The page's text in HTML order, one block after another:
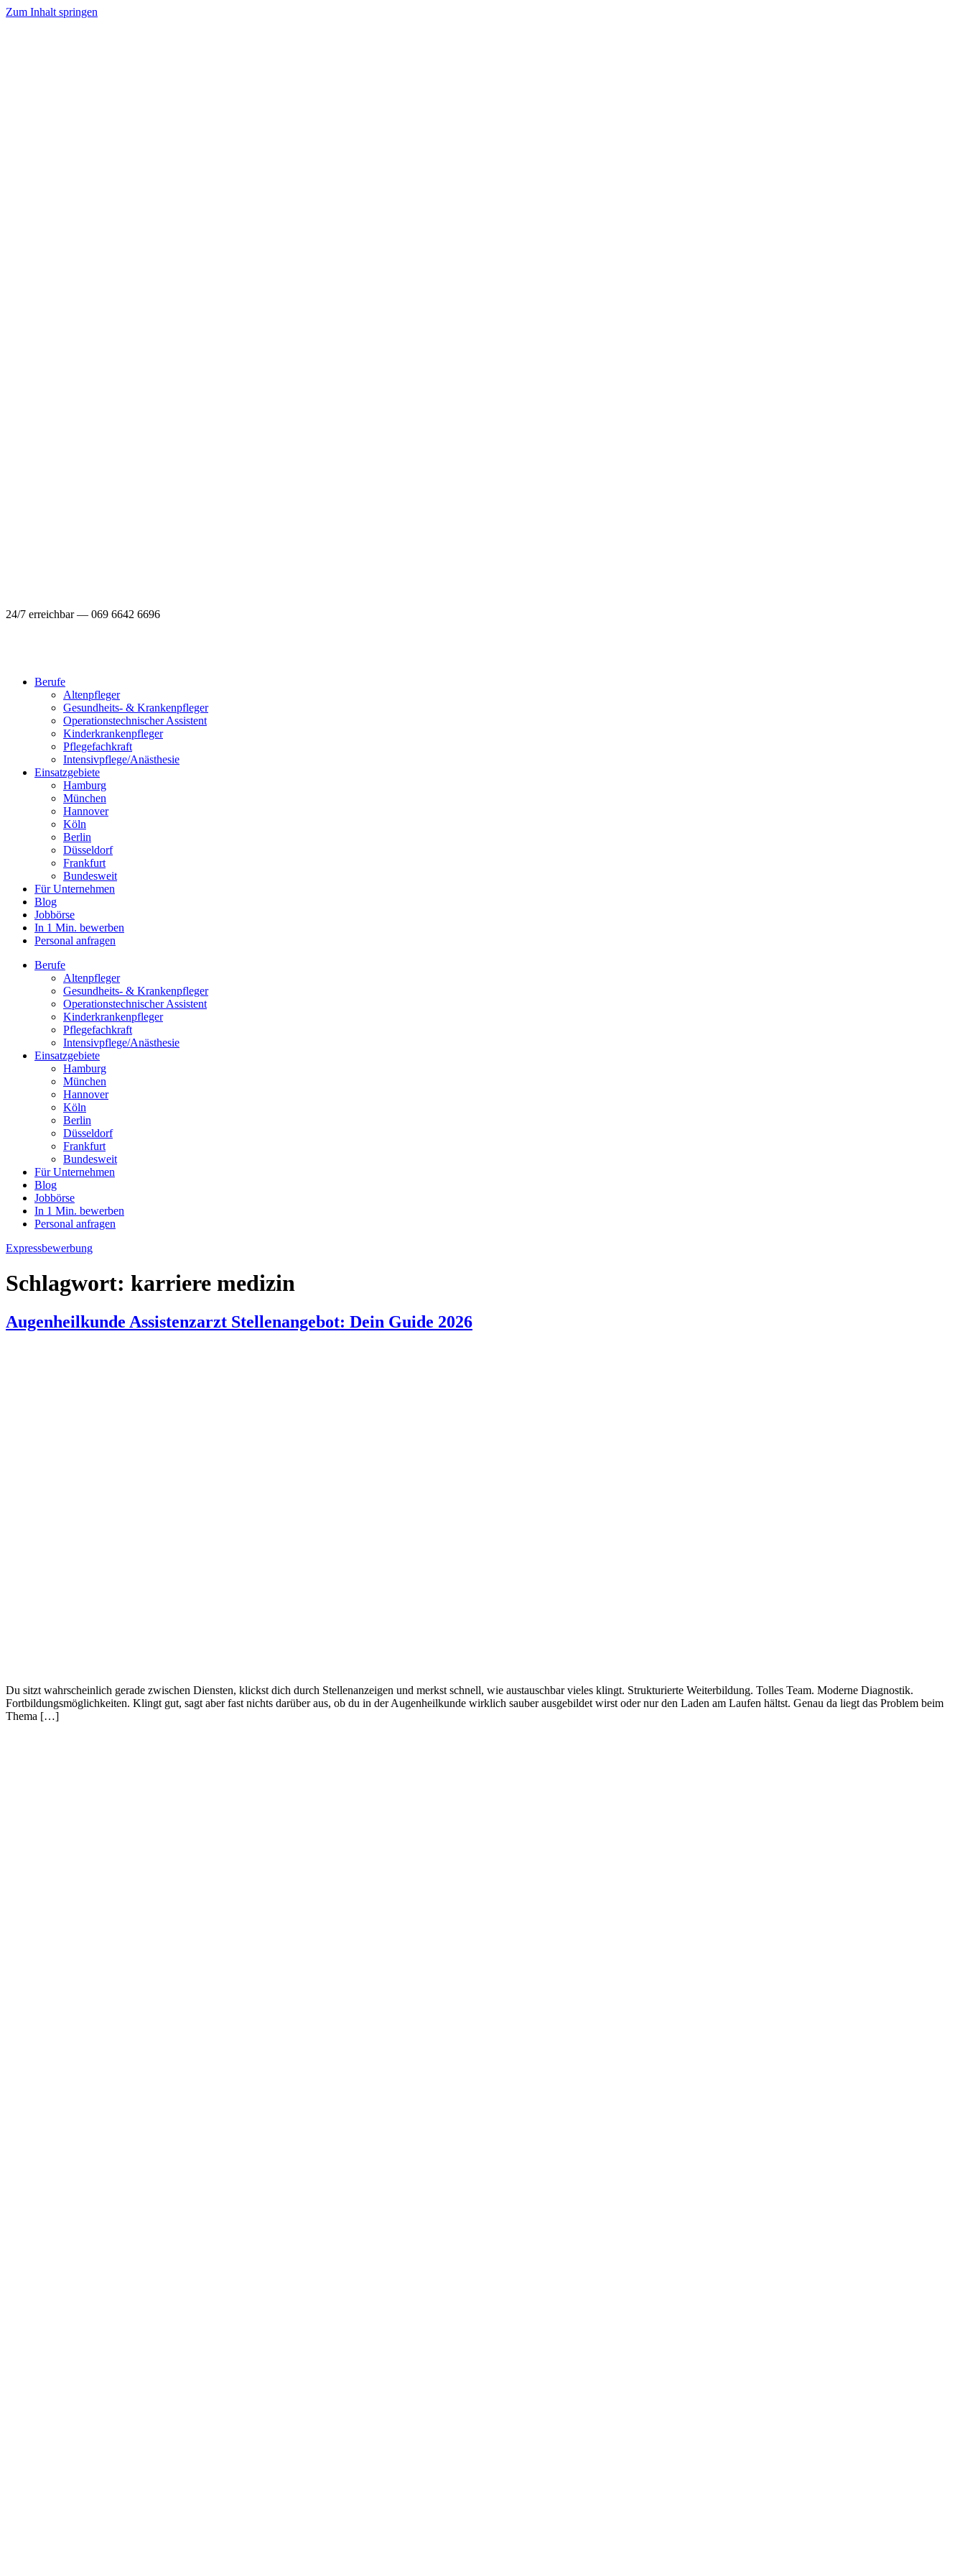
Zum Inhalt springen
24/7 erreichbar — 069 6642 6696
Berufe
Altenpfleger
Gesundheits- & Krankenpfleger
Operationstechnischer Assistent
Kinderkrankenpfleger
Pflegefachkraft
Intensivpflege/Anästhesie
Einsatzgebiete
Hamburg
München
Hannover
Köln
Berlin
Düsseldorf
Frankfurt
Bundesweit
Für Unternehmen
Blog
Jobbörse
In 1 Min. bewerben
Personal anfragen
Berufe
Altenpfleger
Gesundheits- & Krankenpfleger
Operationstechnischer Assistent
Kinderkrankenpfleger
Pflegefachkraft
Intensivpflege/Anästhesie
Einsatzgebiete
Hamburg
München
Hannover
Köln
Berlin
Düsseldorf
Frankfurt
Bundesweit
Für Unternehmen
Blog
Jobbörse
In 1 Min. bewerben
Personal anfragen
Expressbewerbung
Schlagwort: karriere medizin
Augenheilkunde Assistenzarzt Stellenangebot: Dein Guide 2026
Du sitzt wahrscheinlich gerade zwischen Diensten, klickst dich durch Stellenanzeigen und merkst schnell, wie austauschbar vieles klingt. Strukturierte Weiterbildung. Tolles Team. Moderne Diagnostik.
Fortbildungsmöglichkeiten. Klingt gut, sagt aber fast nichts darüber aus, ob du in der Augenheilkunde wirklich sauber ausgebildet wirst oder nur den Laden am Laufen hältst. Genau da liegt das Problem beim
Thema […]